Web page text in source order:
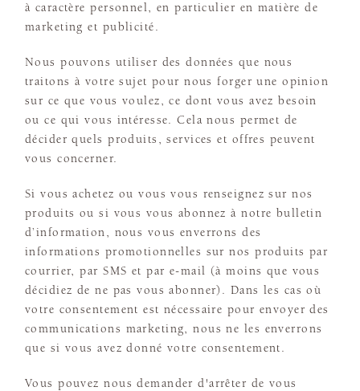
à caractère personnel, en particulier en matière de
marketing et publicité.
Nous pouvons utiliser des données que nous
traitons à votre sujet pour nous forger une opinion
sur ce que vous voulez, ce dont vous avez besoin
ou ce qui vous intéresse. Cela nous permet de
décider quels produits, services et offres peuvent
vous concerner.
Si vous achetez ou vous vous renseignez sur nos
produits ou si vous vous abonnez à notre bulletin
d’information, nous vous enverrons des
informations promotionnelles sur nos produits par
courrier, par SMS et par e-mail (à moins que vous
décidiez de ne pas vous abonner). Dans les cas où
votre consentement est nécessaire pour envoyer des
communications marketing, nous ne les enverrons
que si vous avez donné votre consentement.
Vous pouvez nous demander d'arrêter de vous